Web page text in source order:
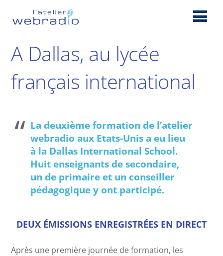
A Dallas, au lycée
français international
La deuxième formation de l’atelier
webradio aux Etats-Unis a eu lieu
à la Dallas International School.
Huit enseignants de secondaire,
un de primaire et un conseiller
pédagogique y ont participé.
DEUX ÉMISSIONS ENREGISTRÉES EN DIRECT
Après une première journée de formation, les